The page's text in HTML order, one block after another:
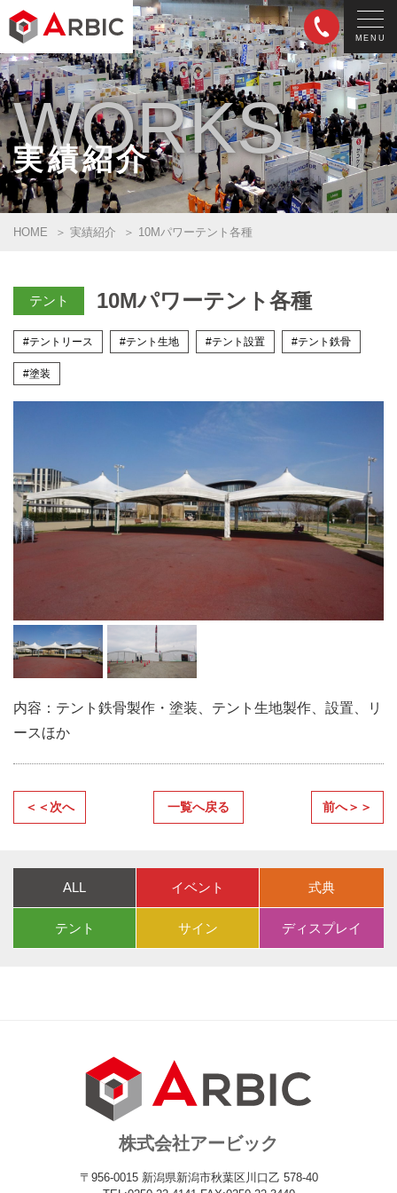
MENU
WORKS
実績紹介
HOME 実績紹介 10Mパワーテント各種
テント 10Mパワーテント各種
#テントリース #テント生地 #テント設置 #テント鉄骨
#塗装
内容：テント鉄骨製作・塗装、テント生地製作、設置、リ
ースほか
＜＜次へ 一覧へ戻る 前へ＞＞
ALL イベント 式典
テント サイン ディスプレイ
株式会社アービック
〒956-0015 新潟県新潟市秋葉区川口乙 578-40